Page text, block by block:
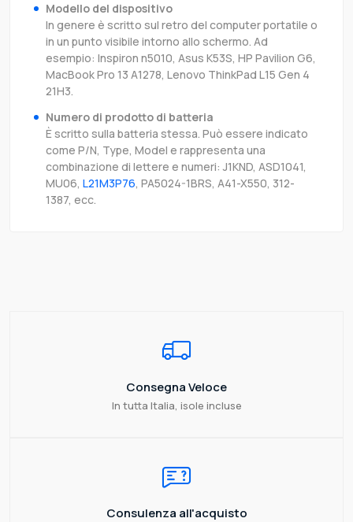
Modello del dispositivo
In genere è scritto sul retro del computer portatile o
in un punto visibile intorno allo schermo. Ad
esempio: Inspiron n5010, Asus K53S, HP Pavilion G6,
MacBook Pro 13 A1278, Lenovo ThinkPad L15 Gen 4
21H3.
Numero di prodotto di batteria
È scritto sulla batteria stessa. Può essere indicato
come P/N, Type, Model e rappresenta una
combinazione di lettere e numeri: J1KND, ASD1041,
MU06, L21M3P76, PA5024-1BRS, A41-X550, 312-
1387, ecc.
Consegna Veloce
In tutta Italia, isole incluse
Consulenza all'acquisto